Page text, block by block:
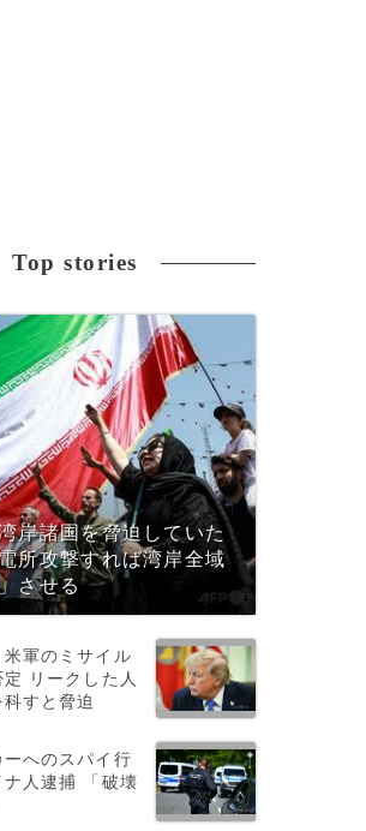
Top stories
岸諸国を脅迫していた
所攻撃すれば湾岸全域
させる
米軍のミサイル
リークした人
すと脅迫
へのスパイ行
人逮捕 「破壊